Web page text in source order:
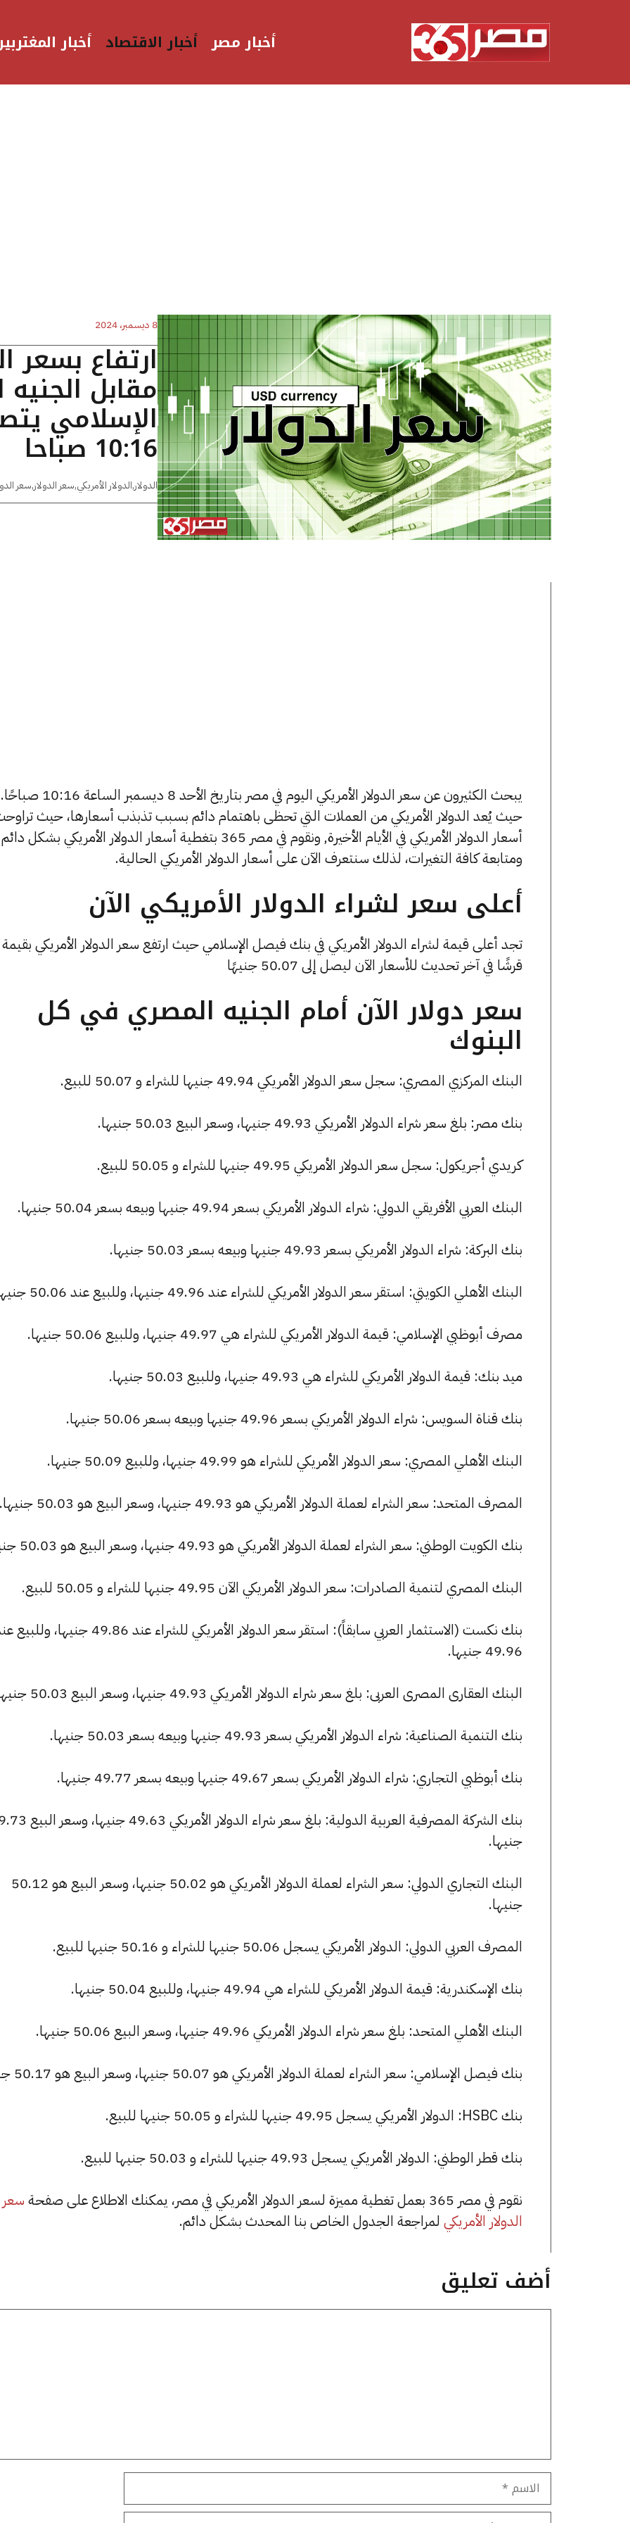
أخبار مصر أخبار الاقتصاد أخبار
8 ديسمبر، 2024
ارتفاع بسعر
مقابل
الإسلامي
10:16 صباحا
الدولار,الدولار الأمريكي,سعر الدولار,سعر
يبحث الكثيرون عن سعر الدولار الأمريكي اليوم في مصر بتاريخ الأحد 8 ديسمبر الساعة 10:16 صباحًا.
حيث يُعد الدولار الأمريكي من العملات التي تحظى باهتمام دائم بسبب تذبذب أسعارها، حيث
أسعار الدولار الأمريكي في الأيام الأخيرة, ونقوم في مصر 365 بتغطية أسعار الدولار الأمريكي بشكل دائم
ومتابعة كافة التغيرات، لذلك سنتعرف الآن على أسعار الدولار الأمريكي الحالية.
أعلى سعر لشراء الدولار الأمريكي الآن
قرشًا في آخر تحديث للأسعار الآن ليصل إلى 50.07 جنيهًا
سعر دولار الآن أمام الجنيه المصري في كل
البنوك
البنك المركزي المصري: سجل سعر الدولار الأمريكي 49.94 جنيها للشراء و 50.07 للبيع.
بنك مصر: بلغ سعر شراء الدولار الأمريكي 49.93 جنيها، وسعر البيع 50.03 جنيها.
كريدي أجريكول: سجل سعر الدولار الأمريكي 49.95 جنيها للشراء و 50.05 للبيع.
البنك العربي الأفريقي الدولي: شراء الدولار الأمريكي بسعر 49.94 جنيها وبيعه بسعر 50.04 جنيها.
بنك البركة: شراء الدولار الأمريكي بسعر 49.93 جنيها وبيعه بسعر 50.03 جنيها.
البنك الأهلي الكويتي: استقر سعر الدولار الأمريكي للشراء عند 49.96 جنيها، وللبيع عند 50.06 جنيها.
مصرف أبوظبي الإسلامي: قيمة الدولار الأمريكي للشراء هي 49.97 جنيها، وللبيع 50.06 جنيها.
ميد بنك: قيمة الدولار الأمريكي للشراء هي 49.93 جنيها، وللبيع 50.03 جنيها.
بنك قناة السويس: شراء الدولار الأمريكي بسعر 49.96 جنيها وبيعه بسعر 50.06 جنيها.
البنك الأهلي المصري: سعر الدولار الأمريكي للشراء هو 49.99 جنيها، وللبيع 50.09 جنيها.
المصرف المتحد: سعر الشراء لعملة الدولار الأمريكي هو 49.93 جنيها، وسعر البيع هو 50.03 جنيها.
بنك الكويت الوطني: سعر الشراء لعملة الدولار الأمريكي هو 49.93 جنيها، وسعر البيع هو 50.03 جنيها.
البنك المصري لتنمية الصادرات: سعر الدولار الأمريكي الآن 49.95 جنيها للشراء و 50.05 للبيع.
بنك نكست (الاستثمار العربي سابقاً): استقر سعر الدولار الأمريكي للشراء عند 49.86 جنيها،
49.96 جنيها.
البنك العقارى المصرى العربى: بلغ سعر شراء الدولار الأمريكي 49.93 جنيها، وسعر البيع 50.03 جنيها.
بنك التنمية الصناعية: شراء الدولار الأمريكي بسعر 49.93 جنيها وبيعه بسعر 50.03 جنيها.
بنك أبوظبي التجاري: شراء الدولار الأمريكي بسعر 49.67 جنيها وبيعه بسعر 49.77 جنيها.
بنك الشركة المصرفية العربية الدولية: بلغ سعر شراء الدولار
جنيها.
البنك التجاري الدولي: سعر الشراء لعملة الدولار الأمريكي هو 50.02 جنيها، وسعر البيع هو 50.12
جنيها.
المصرف العربي الدولي: الدولار الأمريكي يسجل 50.06 جنيها للشراء و 50.16 جنيها للبيع.
بنك الإسكندرية: قيمة الدولار الأمريكي للشراء هي 49.94 جنيها، وللبيع 50.04 جنيها.
البنك الأهلي المتحد: بلغ سعر شراء الدولار الأمريكي 49.96 جنيها، وسعر البيع 50.06 جنيها.
بنك فيصل الإسلامي: سعر الشراء لعملة الدولار الأمريكي هو 50.07 جنيها، وسعر البيع هو 50.17 جنيها.
بنك HSBC: الدولار الأمريكي يسجل 49.95 جنيها للشراء و 50.05 جنيها للبيع.
بنك قطر الوطني: الدولار الأمريكي يسجل 49.93 جنيها للشراء و 50.03 جنيها للبيع.
نقوم في مصر 365 بعمل تغطية مميزة لسعر الدولار الأمريكي في مصر، يمكنك الاطلاع على صفحة
سعر
الدولار الأمريكي لمراجعة الجدول الخاص بنا المحدث بشكل دائم.
أضف تعليق
الاسم